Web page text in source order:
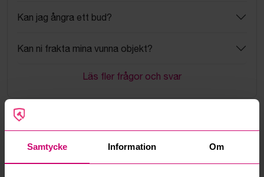
Samtycke Information Om
Kan jag ångra ett bud?
Kan ni frakta mina vunna objekt?
Läs fler frågor och svar
Mer från samma kategori